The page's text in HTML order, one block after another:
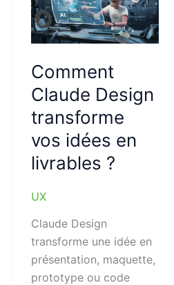
Comment
Claude Design
transforme
vos idées en
livrables ?
UX
Claude Design
transforme une idée en
présentation, maquette,
prototype ou code